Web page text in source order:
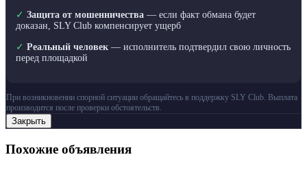
✓ Защита от мошенничества — если факт обмана будет
доказан, SLY Club компенсирует ущерб
✓ Реальный человек — исполнитель подтвердил свою личность
перед площадкой
При возникновении спорной ситуации обращайтесь в поддержку SLY Club. Выплата
производится после проверки обстоятельств.
Закрыть
Похожие объявления